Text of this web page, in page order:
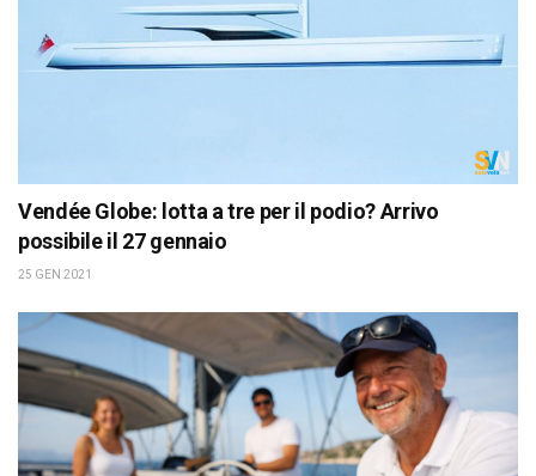
Vendée Globe: lotta a tre per il podio? Arrivo
possibile il 27 gennaio
25 GEN 2021